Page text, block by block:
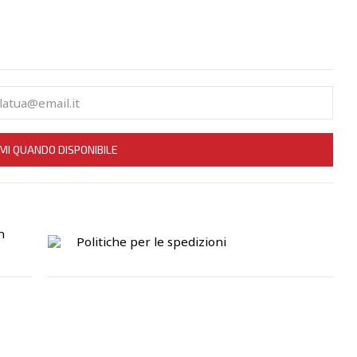
QUANDO DISPONIBILE
Politiche per le spedizioni